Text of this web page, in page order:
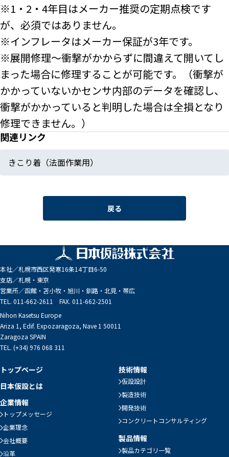
※1・2・4年目はメーカー推奨の定期点検です
が、必須ではありません。
※インフレータはメーカー保証が3年です。
※展開修理～衝撃がかからずに間違えて開いてし
まった場合に修理することが可能です。（衝撃が
かかっていないかセンサ内部のデータを確認し、
衝撃がかかっていると判明した場合は全損となり
修理できません。）
関連リンク
きこり着（法面作業用）
戻る
本社／札幌市西区発寒16条14丁目6-50
支店／札幌・東京
営業所／函館・苫小牧・旭川・釧路・北見・帯広
TEL. 011-662-2611 FAX. 011-662-2501
Nihon Kasetsu Europe
Ariza 1, Edif. Expozaragoza, Nave 1 50011
Zaragoza SPAIN
TEL. (+34) 976 068 311
トップページ
日本仮設とは
企業情報
トップメッセージ
企業理念
会社概要
沿革
技術情報
仮設設計
製造技術
開発技術
コンクリートコンサルティング
製品情報
製品カテゴリ一覧